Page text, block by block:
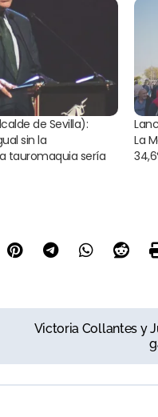
de Sevilla):
sin la
tauromaquia sería
La
Victoria Collantes y